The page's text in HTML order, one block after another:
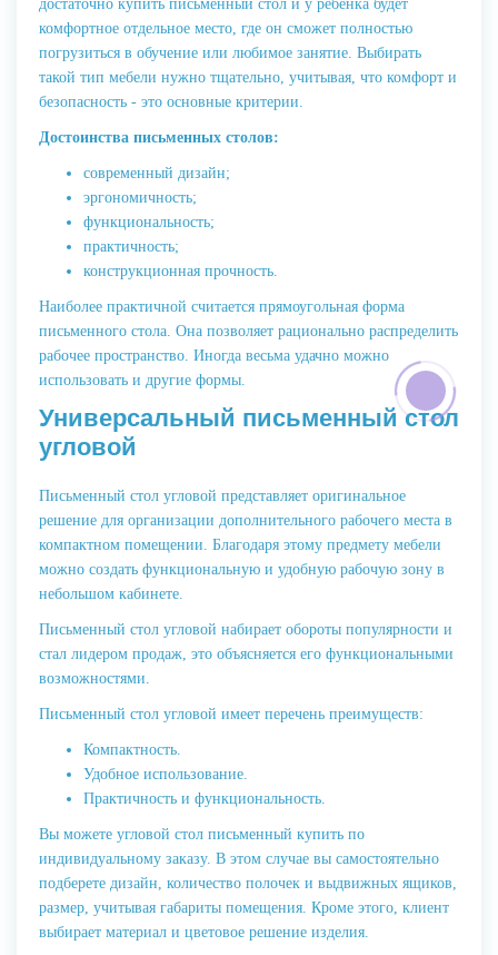
достаточно купить письменный стол и у ребенка будет
комфортное отдельное место, где он сможет полностью
погрузиться в обучение или любимое занятие. Выбирать
такой тип мебели нужно тщательно, учитывая, что комфорт и
безопасность - это основные критерии.
Достоинства письменных столов:
современный дизайн;
эргономичность;
функциональность;
практичность;
конструкционная прочность.
Наиболее практичной считается прямоугольная форма
письменного стола. Она позволяет рационально распределить
рабочее пространство. Иногда весьма удачно можно
использовать и другие формы.
Универсальный письменный стол
угловой
Письменный стол угловой представляет оригинальное
решение для организации дополнительного рабочего места в
компактном помещении. Благодаря этому предмету мебели
можно создать функциональную и удобную рабочую зону в
небольшом кабинете.
Письменный стол угловой набирает обороты популярности и
стал лидером продаж, это объясняется его функциональными
возможностями.
Письменный стол угловой имеет перечень преимуществ:
Компактность.
Удобное использование.
Практичность и функциональность.
Вы можете угловой стол письменный купить по
индивидуальному заказу. В этом случае вы самостоятельно
подберете дизайн, количество полочек и выдвижных ящиков,
размер, учитывая габариты помещения. Кроме этого, клиент
выбирает материал и цветовое решение изделия.